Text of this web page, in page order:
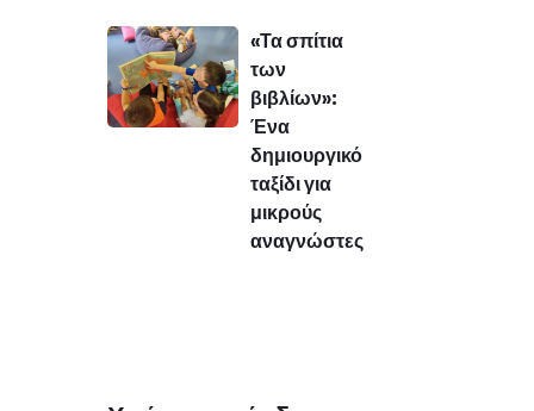
«Τα σπίτια
των
βιβλίων»:
Ένα
δημιουργικό
ταξίδι για
μικρούς
αναγνώστες